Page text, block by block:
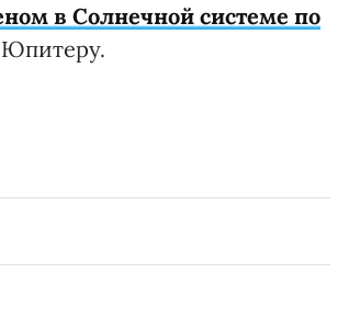
в Солнечной системе по
Юпитеру.